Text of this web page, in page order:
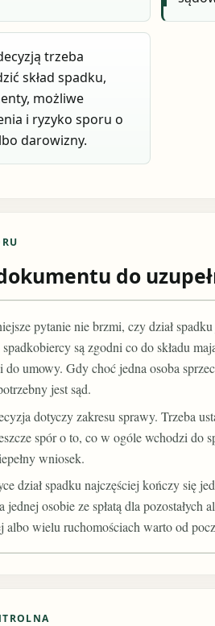
trzeba
skład spadku,
możliwe
i ryzyko sporu o
darowizny.
do
pytanie nie brzmi, czy dział
są zgodni co do składu
do umowy. Gdy choć jedna osoba
jest sąd.
dotyczy zakresu sprawy. Trzeba
spór o to, co w ogóle wchodzi do
wniosek.
dział spadku najczęściej kończy się
jednej osobie ze spłatą dla
albo wielu ruchomościach warto od